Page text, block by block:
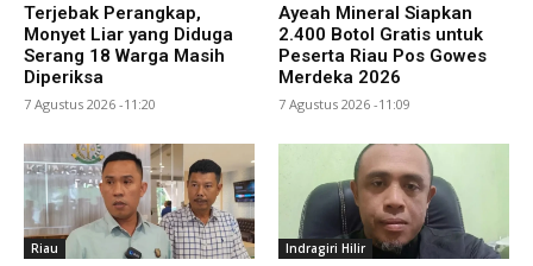
Terjebak Perangkap,
Monyet Liar yang Diduga
Serang 18 Warga Masih
Diperiksa
7 Agustus 2026 -11:20
Ayeah Mineral Siapkan
2.400 Botol Gratis untuk
Peserta Riau Pos Gowes
Merdeka 2026
7 Agustus 2026 -11:09
Riau Indragiri Hilir